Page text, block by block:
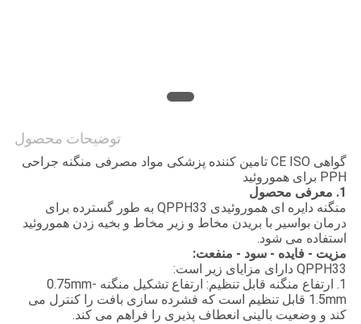
توضیحات محصول
گواهی CE ISO تامین کننده پزشکی مواد مصرفی منگنه جراحی
PPH برای هموروئید
1. معرفی محصول
منگنه دایره ای هموروئیدی QPPH33 به طور گسترده برای
درمان بواسیر با بریدن مخاط و زیر مخاط و بخیه زدن هموروئید
استفاده می شود.
مزیت - فایده - سود - منفعت:
QPPH33 دارای مزایای زیر است:
1. ارتفاع منگنه قابل تنظیم: ارتفاع تشکیل منگنه 0.75mm-
1.5mm قابل تنظیم است که فشرده سازی بافت را کنترل می
کند و وضعیت بالینی انعطاف پذیری را فراهم می کند.